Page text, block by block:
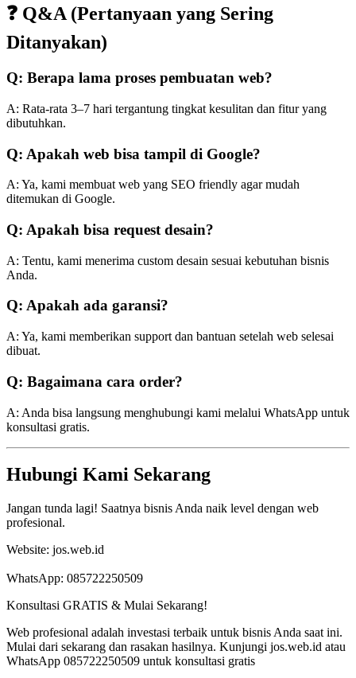
❓ Q&A (Pertanyaan yang Sering
Ditanyakan)
Q: Berapa lama proses pembuatan web?
A: Rata-rata 3–7 hari tergantung tingkat kesulitan dan fitur yang
dibutuhkan.
Q: Apakah web bisa tampil di Google?
A: Ya, kami membuat web yang SEO friendly agar mudah
ditemukan di Google.
Q: Apakah bisa request desain?
A: Tentu, kami menerima custom desain sesuai kebutuhan bisnis
Anda.
Q: Apakah ada garansi?
A: Ya, kami memberikan support dan bantuan setelah web selesai
dibuat.
Q: Bagaimana cara order?
A: Anda bisa langsung menghubungi kami melalui WhatsApp untuk
konsultasi gratis.
Hubungi Kami Sekarang
Jangan tunda lagi! Saatnya bisnis Anda naik level dengan web
profesional.
Website: jos.web.id
WhatsApp: 085722250509
Konsultasi GRATIS & Mulai Sekarang!
Web profesional adalah investasi terbaik untuk bisnis Anda saat ini.
Mulai dari sekarang dan rasakan hasilnya. Kunjungi jos.web.id atau
WhatsApp 085722250509 untuk konsultasi gratis